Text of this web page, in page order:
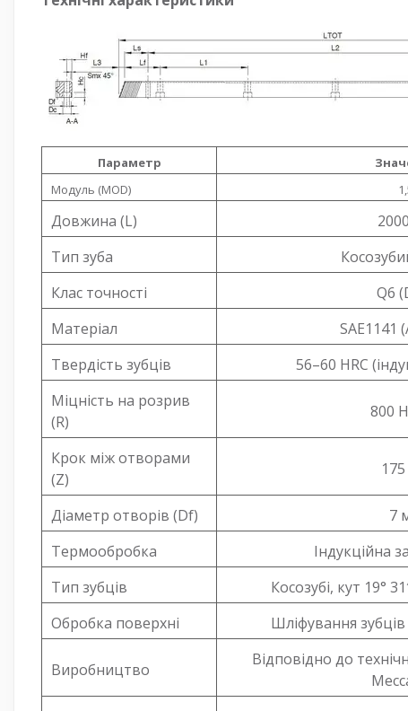
Параметр
Модуль (MOD)
Довжина (L)
Тип зуба
Клас точності
Q6
Матеріал
SAE1141
Твердість зубців
56–60 HRC
Міцність на розрив
(R)
800
Крок між отворами
(Z)
Діаметр отворів (Df)
7
Термообробка
Індукційна
Тип зубців
Косозубі, кут 19°
Обробка поверхні
Шліфування
Виробництво
Відповідно до